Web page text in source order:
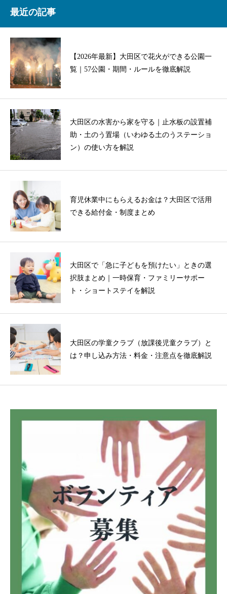
最近の記事
【2026年最新】大田区で花火ができる公園一
覧｜57公園・期間・ルールを徹底解説
大田区の水害から家を守る｜止水板の設置補
助・土のう置場（いわゆる土のうステーショ
ン）の使い方を解説
育児休業中にもらえるお金は？大田区で活用
できる給付金・制度まとめ
大田区で「急に子どもを預けたい」ときの選
択肢まとめ｜一時保育・ファミリーサポー
ト・ショートステイを解説
大田区の学童クラブ（放課後児童クラブ）と
は？申し込み方法・料金・注意点を徹底解説